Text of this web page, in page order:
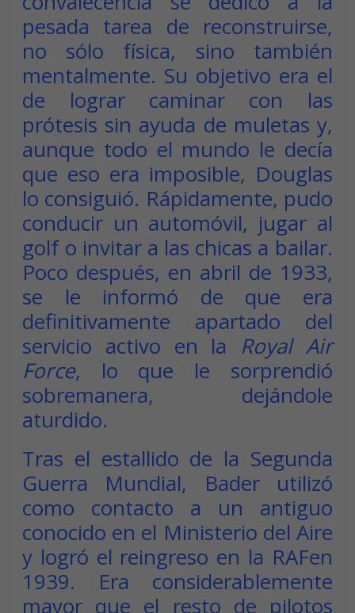
pesada tarea de reconstruirse,
no sólo física, sino también
mentalmente. Su objetivo era el
de lograr caminar con las
prótesis sin ayuda de muletas y,
aunque todo el mundo le decía
que eso era imposible, Douglas
lo consiguió. Rápidamente, pudo
conducir un automóvil, jugar al
golf o invitar a las chicas a bailar.
Poco después, en abril de 1933,
se le informó de que era
definitivamente apartado del
servicio activo en la Royal Air
Force, lo que le sorprendió
sobremanera, dejándole
aturdido.
Tras el estallido de la Segunda
Guerra Mundial, Bader utilizó
como contacto a un antiguo
conocido en el Ministerio del Aire
y logró el reingreso en la RAFen
1939. Era considerablemente
mayor que el resto de pilotos